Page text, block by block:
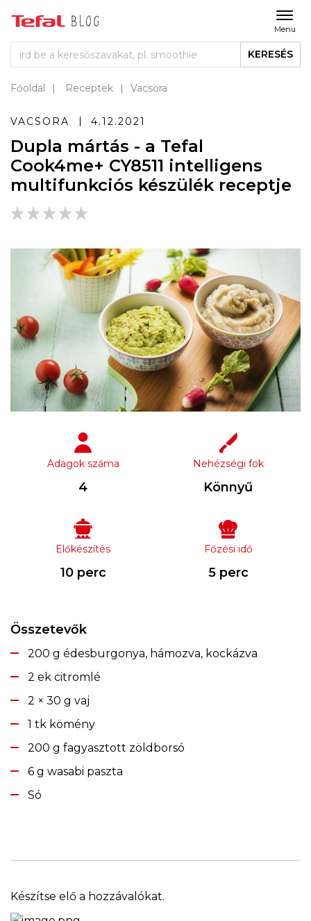
Menu
KERESÉS
Főoldal Receptek Vacsora
VACSORA 4.12.2021
Dupla mártás - a Tefal
Cook4me+ CY8511 intelligens
multifunkciós készülék receptje
Adagok száma
4
Nehézségi fok
Könnyű
Előkészítés
10 perc
Főzési idő
5 perc
Összetevők
200 g édesburgonya, hámozva, kockázva
2 ek citromlé
2 × 30 g vaj
1 tk kömény
200 g fagyasztott zöldborsó
6 g wasabi paszta
Só
Készítse elő a hozzávalókat.